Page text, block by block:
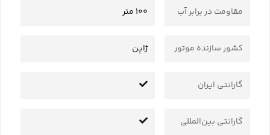
مقاومت در برابر آب 100 متر
کشور سازنده موتور ژاپن
گارانتی ایران
گارانتی بین‌المللی